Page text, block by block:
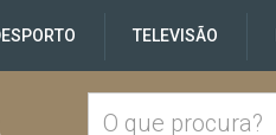
TELEVISÃO